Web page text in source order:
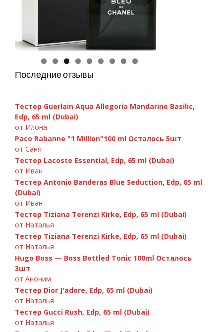
Chanel «Bleu de Chanel», 100 ml
GIORGIO ARMANI — Si 100ml
C.Dior «Fahrenheit» 100ml
Versace «Bright Crystal» 90ml
Chanel Chance Eau Fraiche 100ml
Paco Rabanne Invictus 100ml
Последние отзывы
Тестер Guerlain Aqua Allegoria Mandarine Basilic,
Edp, 65 ml (Dubai)
от Илона
Paco Rabanne "1 Million"100 ml Осталось 5шт
от Саня
Тестер Lacoste Essential, Edp, 65 ml (Dubai)
от Иван
Тестер Antonio Banderas Blue Seduction, Edp, 65 ml
(Dubai)
от Иван
Тестер Tiziana Terenzi Kirke, Edp, 65 ml (Dubai)
от Наталья
Тестер Tiziana Terenzi Kirke, Edp, 65 ml (Dubai)
от Наталья
Hugo Boss — Boss Bottled Tonic 100ml Осталось
3шт
от Аноним
Тестер Dior J'adore, Edp, 65 ml (Dubai)
от Наталья
Тестер Gucci Rush, Edp, 65 ml (Dubai)
от Наталья